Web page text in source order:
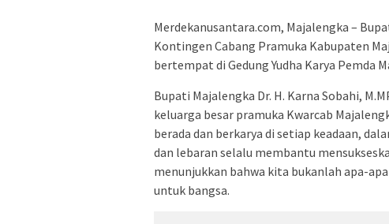
Merdekanusantara.com, Majalengka –
Kontingen Cabang Pramuka Kabupaten
bertempat di Gedung Yudha Karya Pemda
Bupati Majalengka Dr. H. Karna Sobahi,
keluarga besar pramuka Kwarcab
berada dan berkarya di setiap keadaan,
dan lebaran selalu membantu
menunjukkan bahwa kita bukanlah apa-
untuk bangsa.